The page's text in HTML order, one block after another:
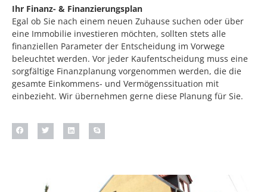
Ihr Finanz- & Finanzierungsplan
Egal ob Sie nach einem neuen Zuhause suchen oder über
eine Immobilie investieren möchten, sollten stets alle
finanziellen Parameter der Entscheidung im Vorwege
beleuchtet werden. Vor jeder Kaufentscheidung muss eine
sorgfältige Finanzplanung vorgenommen werden, die die
gesamte Einkommens- und Vermögenssituation mit
einbezieht. Wir übernehmen gerne diese Planung für Sie.